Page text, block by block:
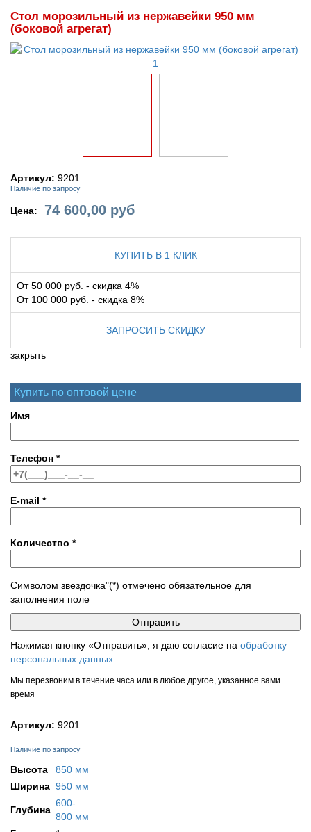
Стол морозильный из нержавейки 950 мм
(боковой агрегат)
Артикул: 9201
Наличие по запросу
Цена: 74 600,00 руб
КУПИТЬ В 1 КЛИК
От 50 000 руб. - скидка 4%
От 100 000 руб. - скидка 8%
ЗАПРОСИТЬ СКИДКУ
закрыть
Купить по оптовой цене
Имя
Телефон *
E-mail *
Количество *
Символом звездочка"(*) отмечено обязательное для
заполнения поле
Нажимая кнопку «Отправить», я даю согласие на обработку
персональных данных
Мы перезвоним в течение часа или в любое другое, указанное вами
время
Артикул: 9201
Наличие по запросу
Высота
850 мм
Ширина 950 мм
Глубина
600-
800 мм